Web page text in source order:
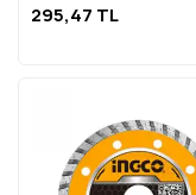
295,47 TL